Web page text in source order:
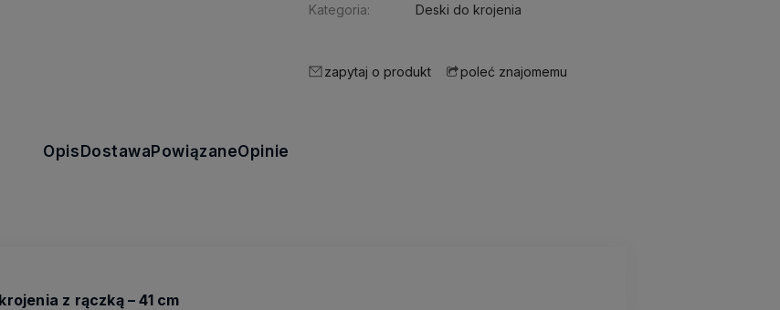
Kategoria:
Deski do krojenia
zapytaj o produkt poleć znajomemu
OpisDostawaPowiązaneOpinie
z rączką – 41 cm